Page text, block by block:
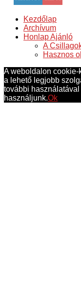
Kezdőlap
Archívum
Honlap Ajánló
A
Hasznos
A weboldalon
a lehető legjobb
további
használjunk.Ok